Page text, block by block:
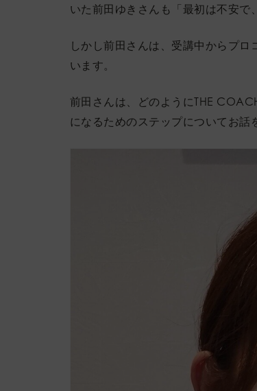
いた前田ゆきさんも「最初は不安で
しかし前田さんは、受講中からプ
います。
前田さんは、どのようにTHE
になるためのステップについてお話